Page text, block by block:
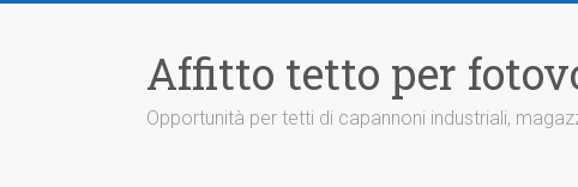
Affitto tetto per
Opportunità per tetti di capannoni industriali,